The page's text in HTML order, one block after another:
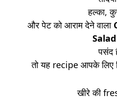
हल्का,
और पेट को आराम देने वाला
Salad
पसंद
तो यह recipe आपके लिए
खीरे की